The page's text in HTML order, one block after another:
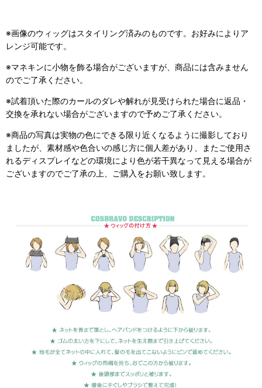
※画像のウィッグはスタイリング済みのものです。お好みによりア
レンジ可能です。
※マネキンに小物を飾る場合がございますが、商品には含みません
のでご了承ください。
※試着頂いた際のカールのダレや解れが見受けられた場合に返品・
交換を承れない場合がございますので予めご了承ください。
※商品の写真は実物の色にできる限り近くなるように撮影しており
ましたが、素材感や色合いの感じ方に個人差があり、またご使用さ
れるディスプレイなどの環境により色が若干異なって見える場合が
ございますのでご了承の上、ご購入をお願い致します。